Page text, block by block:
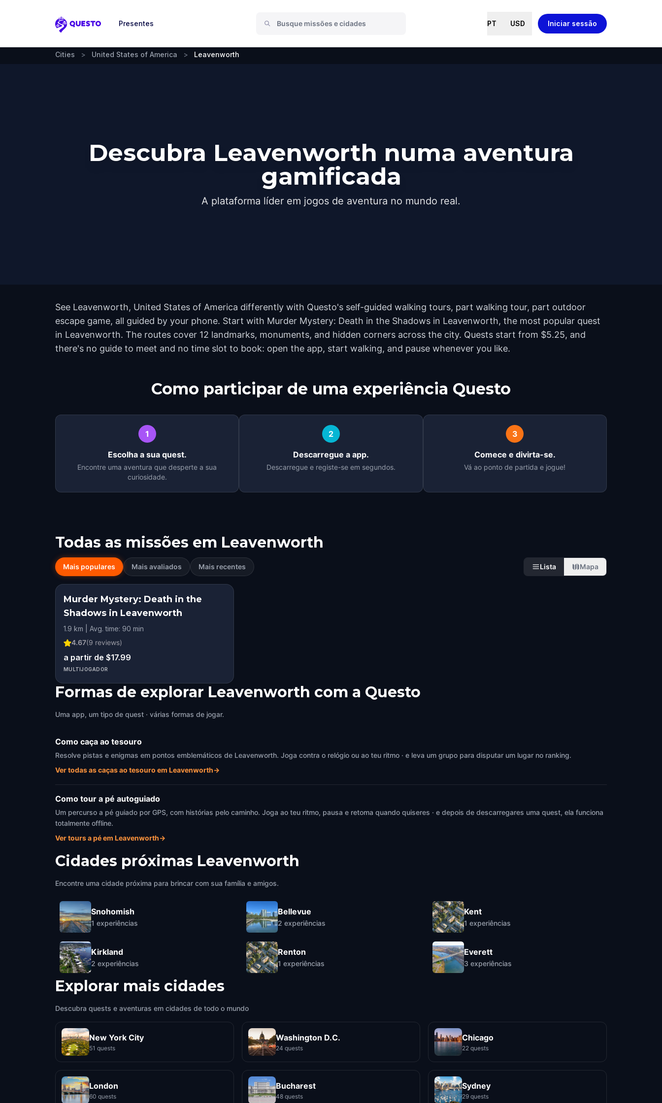
Questo
Presentes PT USD Iniciar sessão
Cities > United States of America > Leavenworth
Descubra Leavenworth numa aventura
gamificada
A plataforma líder em jogos de aventura no mundo real.
See Leavenworth, United States of America differently with Questo's self-guided walking tours, part walking tour, part outdoor
escape game, all guided by your phone. Start with Murder Mystery: Death in the Shadows in Leavenworth, the most popular quest
in Leavenworth. The routes cover 12 landmarks, monuments, and hidden corners across the city. Quests start from $5.25, and
there's no guide to meet and no time slot to book: open the app, start walking, and pause whenever you like.
Como participar de uma experiência Questo
1
Escolha a sua quest.
Encontre uma aventura que desperte a sua
curiosidade.
2
Descarregue a app.
Descarregue e registe-se em segundos.
3
Comece e divirta-se.
Vá ao ponto de partida e jogue!
Todas as missões em Leavenworth
Mais populares Mais avaliados Mais recentes Lista Mapa
Murder Mystery: Death in the
Shadows in Leavenworth
1.9 km | Avg. time: 90 min
4.67(9 reviews)
a partir de $17.99
MULTIJOGADOR
Formas de explorar Leavenworth com a Questo
Uma app, um tipo de quest · várias formas de jogar.
Como caça ao tesouro
Resolve pistas e enigmas em pontos emblemáticos de Leavenworth. Joga contra o relógio ou ao teu ritmo · e leva um grupo para disputar um lugar no ranking.
Ver todas as caças ao tesouro em Leavenworth→
Como tour a pé autoguiado
Um percurso a pé guiado por GPS, com histórias pelo caminho. Joga ao teu ritmo, pausa e retoma quando quiseres · e depois de descarregares uma quest, ela funciona
totalmente offline.
Ver tours a pé em Leavenworth→
Cidades próximas Leavenworth
Encontre uma cidade próxima para brincar com sua família e amigos.
Snohomish
1 experiências
Kirkland
2 experiências
Bellevue
2 experiências
Renton
1 experiências
Kent
1 experiências
Everett
3 experiências
Explorar mais cidades
Descubra quests e aventuras em cidades de todo o mundo
New York City
51 quests
Washington D.C.
24 quests
Chicago
22 quests
London
60 quests
Bucharest
48 quests
Sydney
29 quests